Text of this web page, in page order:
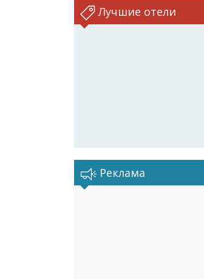
Лучшие отели
Реклама